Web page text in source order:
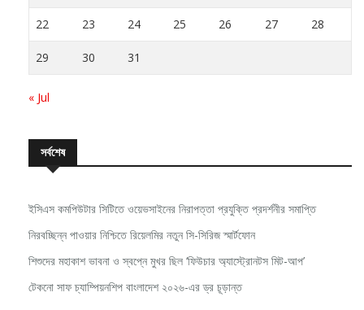
22 23 24 25 26 27 28
29 30 31
« Jul
সর্বশেষ
ইসিএস কমপিউটার সিটিতে ওয়েভসাইনের নিরাপত্তা প্রযুক্তি প্রদর্শনীর সমাপ্তি
নিরবচ্ছিন্ন পাওয়ার নিশ্চিতে রিয়েলমির নতুন সি-সিরিজ স্মার্টফোন
শিশুদের মহাকাশ ভাবনা ও স্বপ্নে মুখর ছিল ‘ফিউচার অ্যাস্ট্রোনটস মিট-আপ’
টেকনো সাফ চ্যাম্পিয়নশিপ বাংলাদেশ ২০২৬-এর ড্র চূড়ান্ত